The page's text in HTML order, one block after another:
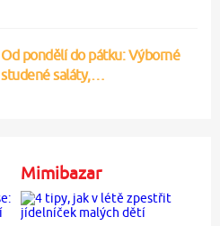
Od pondělí do pátku: Výborné
studené saláty,…
Mimibazar